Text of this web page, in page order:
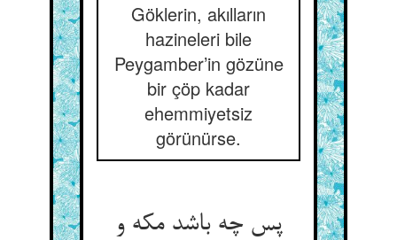
Göklerin, akılların
hazineleri bile
Peygamber’in gözüne
bir çöp kadar
ehemmiyetsiz
görünürse.
پس چه باشد مکه و